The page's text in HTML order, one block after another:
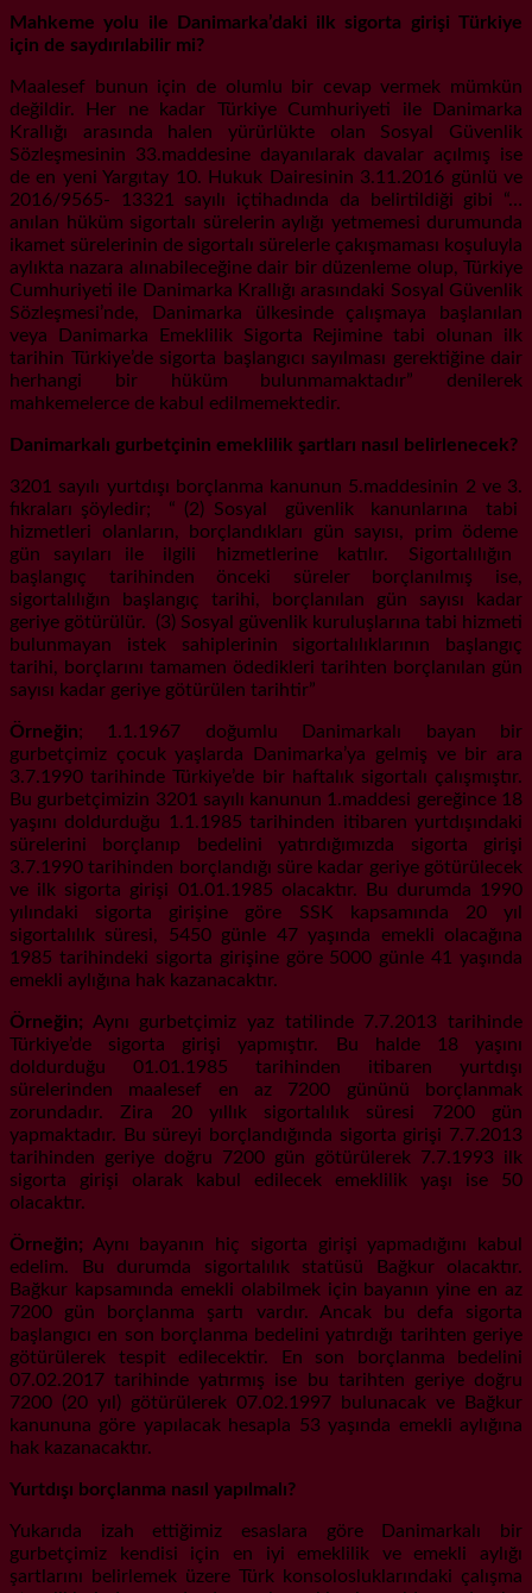
Mahkeme yolu ile Danimarka’daki ilk sigorta girişi Türkiye
için de saydırılabilir mi?
Maalesef bunun için de olumlu bir cevap vermek mümkün
değildir. Her ne kadar Türkiye Cumhuriyeti ile Danimarka
Krallığı arasında halen yürürlükte olan Sosyal Güvenlik
Sözleşmesinin 33.maddesine dayanılarak davalar açılmış ise
de en yeni Yargıtay 10. Hukuk Dairesinin 3.11.2016 günlü ve
2016/9565- 13321 sayılı içtihadında da belirtildiği gibi “…
anılan hüküm sigortalı sürelerin aylığı yetmemesi durumunda
ikamet sürelerinin de sigortalı sürelerle çakışmaması koşuluyla
aylıkta nazara alınabileceğine dair bir düzenleme olup, Türkiye
Cumhuriyeti ile Danimarka Krallığı arasındaki Sosyal Güvenlik
Sözleşmesi’nde, Danimarka ülkesinde çalışmaya başlanılan
veya Danimarka Emeklilik Sigorta Rejimine tabi olunan ilk
tarihin Türkiye’de sigorta başlangıcı sayılması gerektiğine dair
herhangi bir hüküm bulunmamaktadır” denilerek
mahkemelerce de kabul edilmemektedir.
Danimarkalı gurbetçinin emeklilik şartları nasıl belirlenecek?
3201 sayılı yurtdışı borçlanma kanunun 5.maddesinin 2 ve 3.
fıkraları şöyledir; “ (2) Sosyal güvenlik kanunlarına tabi
hizmetleri olanların, borçlandıkları gün sayısı, prim ödeme
gün sayıları ile ilgili hizmetlerine katılır. Sigortalılığın
başlangıç tarihinden önceki süreler borçlanılmış ise,
sigortalılığın başlangıç tarihi, borçlanılan gün sayısı kadar
geriye götürülür. (3) Sosyal güvenlik kuruluşlarına tabi hizmeti
bulunmayan istek sahiplerinin sigortalılıklarının başlangıç
tarihi, borçlarını tamamen ödedikleri tarihten borçlanılan gün
sayısı kadar geriye götürülen tarihtir”
Örneğin; 1.1.1967 doğumlu Danimarkalı bayan bir
gurbetçimiz çocuk yaşlarda Danimarka’ya gelmiş ve bir ara
3.7.1990 tarihinde Türkiye’de bir haftalık sigortalı çalışmıştır.
Bu gurbetçimizin 3201 sayılı kanunun 1.maddesi gereğince 18
yaşını doldurduğu 1.1.1985 tarihinden itibaren yurtdışındaki
sürelerini borçlanıp bedelini yatırdığımızda sigorta girişi
3.7.1990 tarihinden borçlandığı süre kadar geriye götürülecek
ve ilk sigorta girişi 01.01.1985 olacaktır. Bu durumda 1990
yılındaki sigorta girişine göre SSK kapsamında 20 yıl
sigortalılık süresi, 5450 günle 47 yaşında emekli olacağına
1985 tarihindeki sigorta girişine göre 5000 günle 41 yaşında
emekli aylığına hak kazanacaktır.
Örneğin; Aynı gurbetçimiz yaz tatilinde 7.7.2013 tarihinde
Türkiye’de sigorta girişi yapmıştır. Bu halde 18 yaşını
doldurduğu 01.01.1985 tarihinden itibaren yurtdışı
sürelerinden maalesef en az 7200 gününü borçlanmak
zorundadır. Zira 20 yıllık sigortalılık süresi 7200 gün
yapmaktadır. Bu süreyi borçlandığında sigorta girişi 7.7.2013
tarihinden geriye doğru 7200 gün götürülerek 7.7.1993 ilk
sigorta girişi olarak kabul edilecek emeklilik yaşı ise 50
olacaktır.
Örneğin; Aynı bayanın hiç sigorta girişi yapmadığını kabul
edelim. Bu durumda sigortalılık statüsü Bağkur olacaktır.
Bağkur kapsamında emekli olabilmek için bayanın yine en az
7200 gün borçlanma şartı vardır. Ancak bu defa sigorta
başlangıcı en son borçlanma bedelini yatırdığı tarihten geriye
götürülerek tespit edilecektir. En son borçlanma bedelini
07.02.2017 tarihinde yatırmış ise bu tarihten geriye doğru
7200 (20 yıl) götürülerek 07.02.1997 bulunacak ve Bağkur
kanununa göre yapılacak hesapla 53 yaşında emekli aylığına
hak kazanacaktır.
Yurtdışı borçlanma nasıl yapılmalı?
Yukarıda izah ettiğimiz esaslara göre Danimarkalı bir
gurbetçimiz kendisi için en iyi emeklilik ve emekli aylığı
şartlarını belirlemek üzere Türk konsolosluklarındaki çalışma